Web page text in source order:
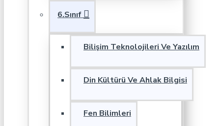
6.Sınıf
Bilişim Teknolojileri Ve Yazılım
Din Kültürü Ve Ahlak Bilgisi
Fen Bilimleri